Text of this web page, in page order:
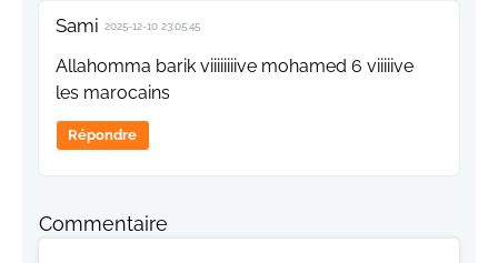
Sami 2025-12-10 23:05:45
Allahomma barik viiiiiiiive mohamed 6 viiiiive
les marocains
Répondre
Commentaire